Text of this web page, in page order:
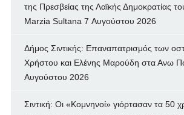
της Πρεσβείας της Λαϊκής Δημοκρατίας
Marzia Sultana 7 Αυγούστου 2026
Δήμος Σιντικής: Επαναπατρισμός των
Χρήστου και Ελένης Μαρούδη στα Ανω
Αυγούστου 2026
Σιντική: Οι «Κομνηνοί» γιόρτασαν τα 50